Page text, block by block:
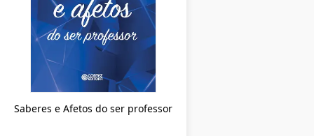
Saberes e Afetos do ser professor